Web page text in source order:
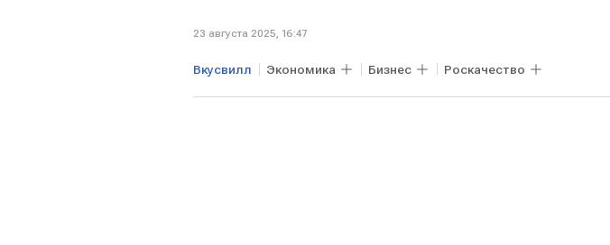
23 августа 2025, 16:47
Вкусвилл Экономика Бизнес Роскачество